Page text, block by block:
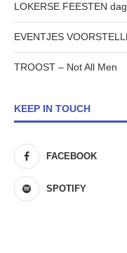
LOKERSE FEESTEN
EVENTJES
TROOST – Not All Men
KEEP IN TOUCH
FACEBOOK
SPOTIFY